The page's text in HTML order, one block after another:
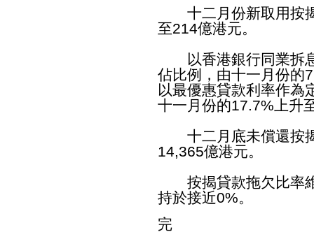
十二月份新取用按揭
至214億港元。
以香港銀行同業拆息
佔比例，由十一月份的
以最優惠貸款利率作為
十一月份的17.7%上升
十二月底未償還按揭
14,365億港元。
按揭貸款拖欠比率維
持於接近0%。
完